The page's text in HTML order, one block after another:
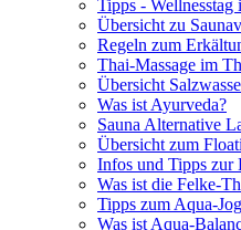
Tipps - Wellnesstag
Übersicht zu
Regeln zum
Thai-Massage im
Übersicht
Was ist Ayurveda?
Sauna Alternative
Übersicht zum
Infos und Tipps zur
Was ist die Felke-
Tipps zum Aqua-
Was ist Aqua-